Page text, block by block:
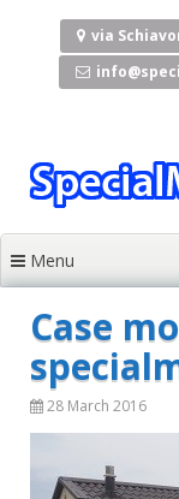
via
Menu
Case
28 March 2016